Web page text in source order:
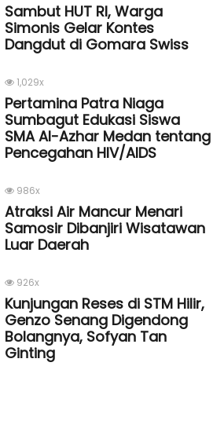
Sambut HUT RI, Warga
Simonis Gelar Kontes
Dangdut di Gomara Swiss
1,029x
Pertamina Patra Niaga
Sumbagut Edukasi Siswa
SMA Al-Azhar Medan tentang
Pencegahan HIV/AIDS
986x
Atraksi Air Mancur Menari
Samosir Dibanjiri Wisatawan
Luar Daerah
926x
Kunjungan Reses di STM Hilir,
Genzo Senang Digendong
Bolangnya, Sofyan Tan
Ginting